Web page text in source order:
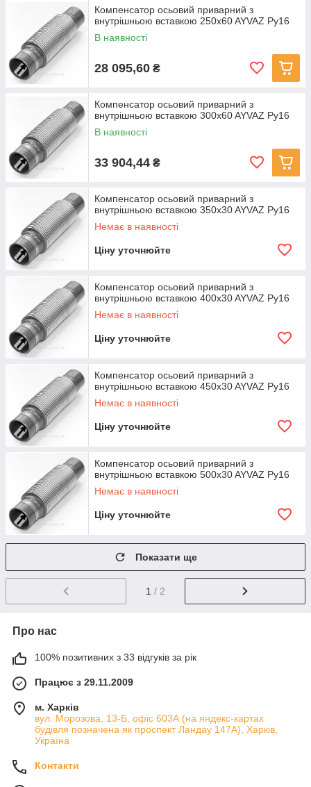
Компенсатор осьовий приварний з
внутрішньою вставкою 250x60 AYVAZ Ру16
В наявності
28 095,60 ₴
Компенсатор осьовий приварний з
внутрішньою вставкою 300x60 AYVAZ Ру16
В наявності
33 904,44 ₴
Компенсатор осьовий приварний з
внутрішньою вставкою 350x30 AYVAZ Ру16
Немає в наявності
Ціну уточнюйте
Компенсатор осьовий приварний з
внутрішньою вставкою 400x30 AYVAZ Ру16
Немає в наявності
Ціну уточнюйте
Компенсатор осьовий приварний з
внутрішньою вставкою 450x30 AYVAZ Ру16
Немає в наявності
Ціну уточнюйте
Компенсатор осьовий приварний з
внутрішньою вставкою 500x30 AYVAZ Ру16
Немає в наявності
Ціну уточнюйте
Показати ще
1 / 2
Про нас
100% позитивних з 33 відгуків за рік
Працює з 29.11.2009
м. Харків
вул. Морозова, 13-Б, офіс 603А (на яндекс-картах
будівля позначена як проспект Ландау 147А), Харків,
Україна
Контакти